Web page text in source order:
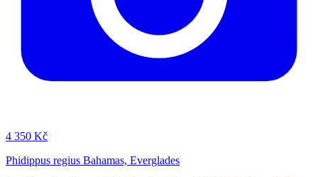
4 350 Kč
Phidippus regius Bahamas, Everglades